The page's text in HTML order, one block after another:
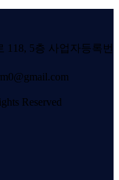
118, 5층 사업자등록번
Reserved